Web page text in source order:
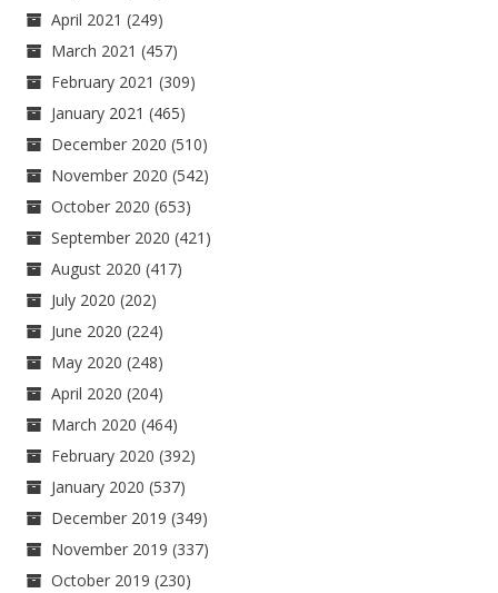
April 2021 (249)
March 2021 (457)
February 2021 (309)
January 2021 (465)
December 2020 (510)
November 2020 (542)
October 2020 (653)
September 2020 (421)
August 2020 (417)
July 2020 (202)
June 2020 (224)
May 2020 (248)
April 2020 (204)
March 2020 (464)
February 2020 (392)
January 2020 (537)
December 2019 (349)
November 2019 (337)
October 2019 (230)